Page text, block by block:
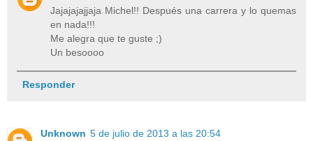
Jajajajajjaja Michel!! Después una carrera y lo quemas
en nada!!!
Me alegra que te guste ;)
Un besoooo
Responder
Unknown 5 de julio de 2013 a las 20:54